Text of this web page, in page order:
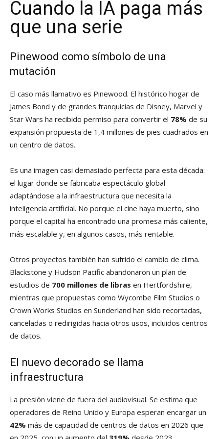
Cuando la IA paga más
que una serie
Pinewood como símbolo de una
mutación
El caso más llamativo es Pinewood. El histórico hogar de
James Bond y de grandes franquicias de Disney, Marvel y
Star Wars ha recibido permiso para convertir el 78% de su
expansión propuesta de 1,4 millones de pies cuadrados en
un centro de datos.
Es una imagen casi demasiado perfecta para esta década:
el lugar donde se fabricaba espectáculo global
adaptándose a la infraestructura que necesita la
inteligencia artificial. No porque el cine haya muerto, sino
porque el capital ha encontrado una promesa más caliente,
más escalable y, en algunos casos, más rentable.
Otros proyectos también han sufrido el cambio de clima.
Blackstone y Hudson Pacific abandonaron un plan de
estudios de 700 millones de libras en Hertfordshire,
mientras que propuestas como Wycombe Film Studios o
Crown Works Studios en Sunderland han sido recortadas,
canceladas o redirigidas hacia otros usos, incluidos centros
de datos.
El nuevo decorado se llama
infraestructura
La presión viene de fuera del audiovisual. Se estima que
operadores de Reino Unido y Europa esperan encargar un
42% más de capacidad de centros de datos en 2026 que